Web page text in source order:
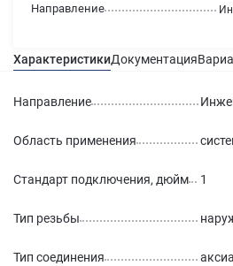
Направление
ХарактеристикиДокументация
Направление
Область применения
Стандарт подключения, дюйм 1
Тип резьбы
Тип соединения